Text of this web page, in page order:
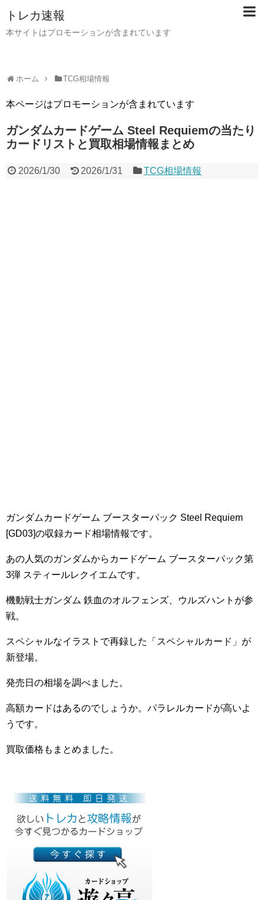
トレカ速報
本サイトはプロモーションが含まれています
ホーム TCG相場情報
本ページはプロモーションが含まれています
ガンダムカードゲーム Steel Requiemの当たり
カードリストと買取相場情報まとめ
2026/1/30 2026/1/31 TCG相場情報
ガンダムカードゲーム ブースターパック Steel Requiem
[GD03]の収録カード相場情報です。
あの人気のガンダムからカードゲーム ブースターパック第
3弾 スティールレクイエムです。
機動戦士ガンダム 鉄血のオルフェンズ、ウルズハントが参
戦。
スペシャルなイラストで再録した「スペシャルカード」が
新登場。
発売日の相場を調べました。
高額カードはあるのでしょうか。パラレルカードが高いよ
うです。
買取価格もまとめました。